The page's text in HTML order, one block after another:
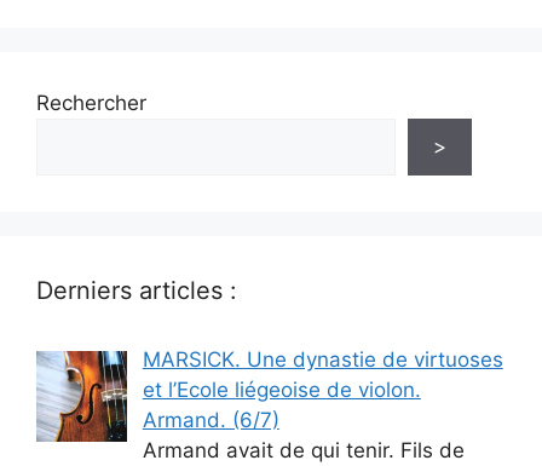
Rechercher
>
Derniers articles :
MARSICK. Une dynastie de virtuoses
et l’Ecole liégeoise de violon.
Armand. (6/7)
Armand avait de qui tenir. Fils de